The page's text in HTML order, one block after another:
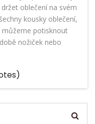
oblečení na svém
kousky oblečení,
můžeme potisknout
nožiček nebo